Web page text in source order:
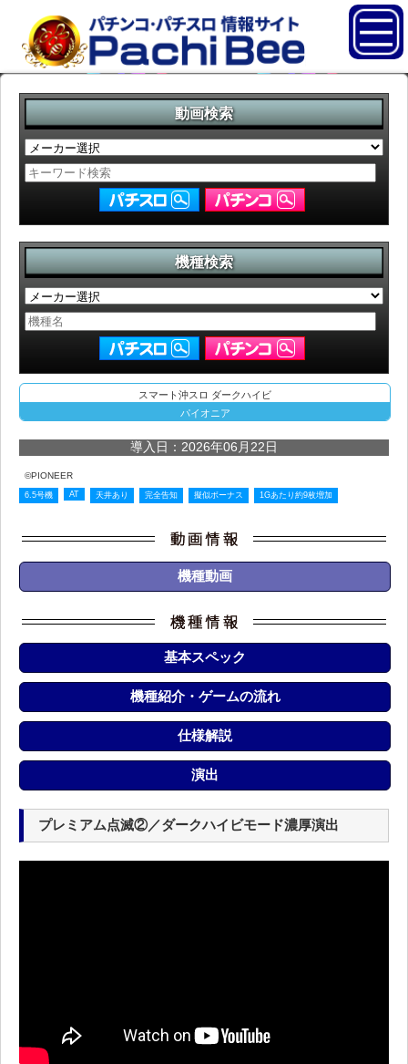
動画検索
機種検索
スマート沖スロ ダークハイビ
パイオニア
導入日：2026年06月22日
©PIONEER
6.5号機 AT 天井あり 完全告知 擬似ボーナス 1Gあたり約9枚増加
機種動画
基本スペック
機種紹介・ゲームの流れ
仕様解説
演出
プレミアム点滅②／ダークハイビモード濃厚演出